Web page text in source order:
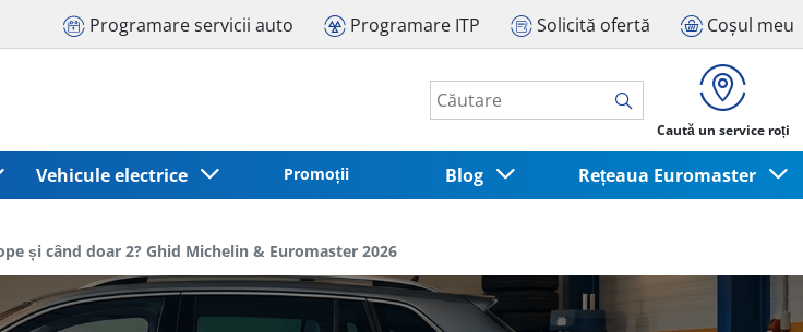
Programare servicii auto Programare ITP Solicită ofertă Coșul meu
Caută un service roți
Vehicule electrice Promoții Blog Rețeaua Euromaster
și când doar 2? Ghid Michelin & Euromaster 2026